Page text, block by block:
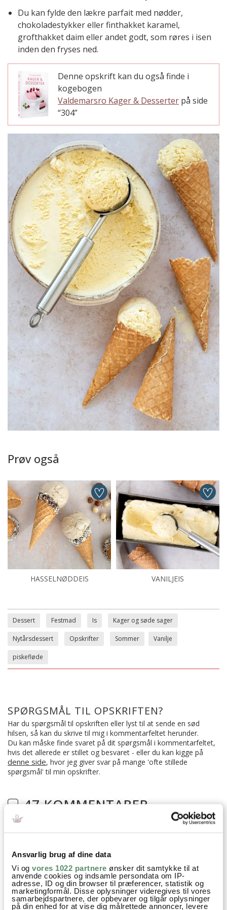
Ansvarlig brug af dine data
Vi og vores 1022 partnere ønsker dit samtykke til at
anvende cookies og indsamle persondata om IP-
adresse, ID og din browser til præferencer, statistik og
marketingformål. Disse oplysninger videregives til vores
samarbejdspartnere, der opbevarer og tilgår oplysninger
på din enhed for at vise dig målrettede annoncer, levere
Du kan fylde den lækre parfait med nødder,
chokoladestykker eller finthakket karamel,
grofthakket daim eller andet godt, som røres i isen
inden den fryses ned.
Denne opskrift kan du også finde i
kogebogen
Valdemarsro Kager & Desserter på side
“304”
Prøv også
HASSELNØDDEIS VANILJEIS
Dessert Festmad Is Kager og søde sager
Nytårsdessert Opskrifter Sommer Vanilje
piskefløde
SPØRGSMÅL TIL OPSKRIFTEN?
Har du spørgsmål til opskriften eller lyst til at sende en sød
hilsen, så kan du skrive til mig i kommentarfeltet herunder.
Du kan måske finde svaret på dit spørgsmål i kommentarfeltet,
hvis det allerede er stillet og besvaret - eller du kan kigge på
denne side, hvor jeg giver svar på mange 'ofte stillede
spørgsmål' til min opskrifter.
47 KOMMENTARER
7. januar 2026 kl. 19:23
Lave den med kanel – vil du så blot tilføje 2 tsk kanel og
undlade vaniljestang?
På forhånd tak